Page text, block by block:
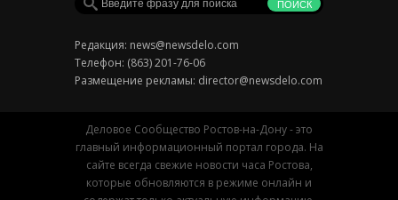
Редакция: news@newsdelo.com
Телефон: (863) 201-76-06
Размещение рекламы: director@newsdelo.com
Деловое Сообщество Ростов-на-Дону - это
главный информационный портал города. На
сайте всегда свежие новости часа Ростова,
которые обновляются в режиме онлайн и